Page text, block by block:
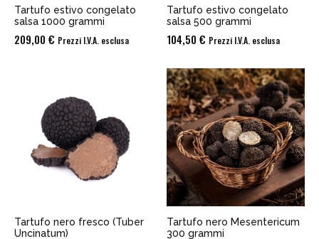
Tartufo estivo congelato
salsa 1000 grammi
209,00 € Prezzi I.V.A. esclusa
Tartufo estivo congelato
salsa 500 grammi
104,50 € Prezzi I.V.A. esclusa
Tartufo nero fresco (Tuber
Uncinatum)
Tartufo nero Mesentericum
300 grammi